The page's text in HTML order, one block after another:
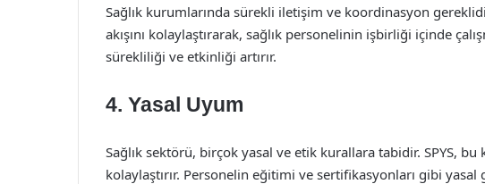
Sağlık kurumlarında sürekli iletişim ve koordinasyon
akışını kolaylaştırarak, sağlık personelinin işbirliği içinde
sürekliliği ve etkinliği artırır.
4. Yasal Uyum
Sağlık sektörü, birçok yasal ve etik kurallara tabidir. SPYS, bu
kolaylaştırır. Personelin eğitimi ve sertifikasyonları gibi